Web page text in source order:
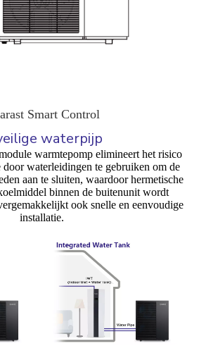
Smart Control
waterpijp
warmtepomp elimineert het risico
waterleidingen te gebruiken om de
aan te sluiten, waardoor hermetische
binnen de buitenunit wordt
ook snelle en eenvoudige
installatie.